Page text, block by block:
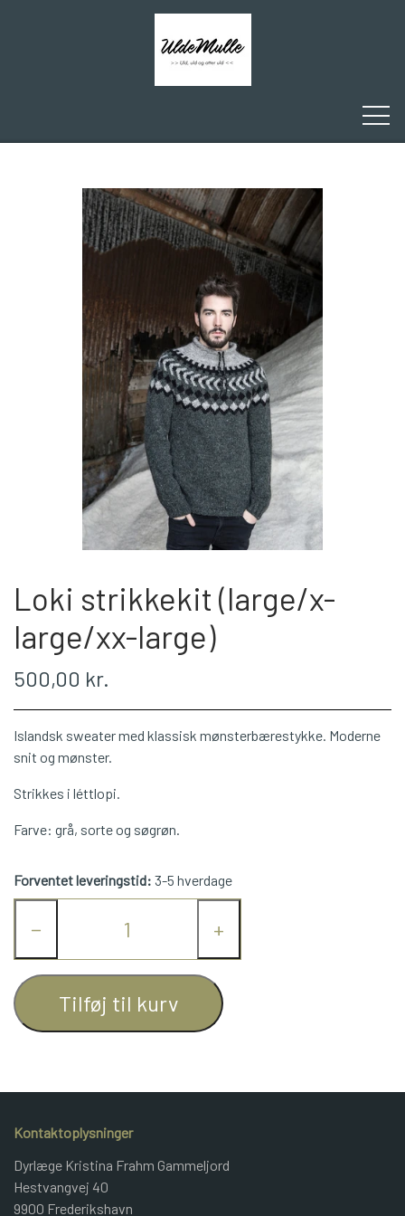
FORSIDE
ULDEMULLE
KONTAKT
WEBSHOP
PLÖTULOPI
LÉTTLOPI
1 CLASS
ÁLAFOSS LOPI
JUNIOR BOMULD
KNITPRO
OPSKRIFTER
GAVEKORT
Loki strikkekit (large/x-
large/xx-large)
500,00 kr.
Islandsk sweater med klassisk mønsterbærestykke. Moderne
snit og mønster.
Strikkes i léttlopi.
Farve: grå, sorte og søgrøn.
Forventet leveringstid: 3-5 hverdage
− +
Tilføj til kurv
Kontaktoplysninger
Dyrlæge Kristina Frahm Gammeljord
Hestvangvej 40
9900 Frederikshavn